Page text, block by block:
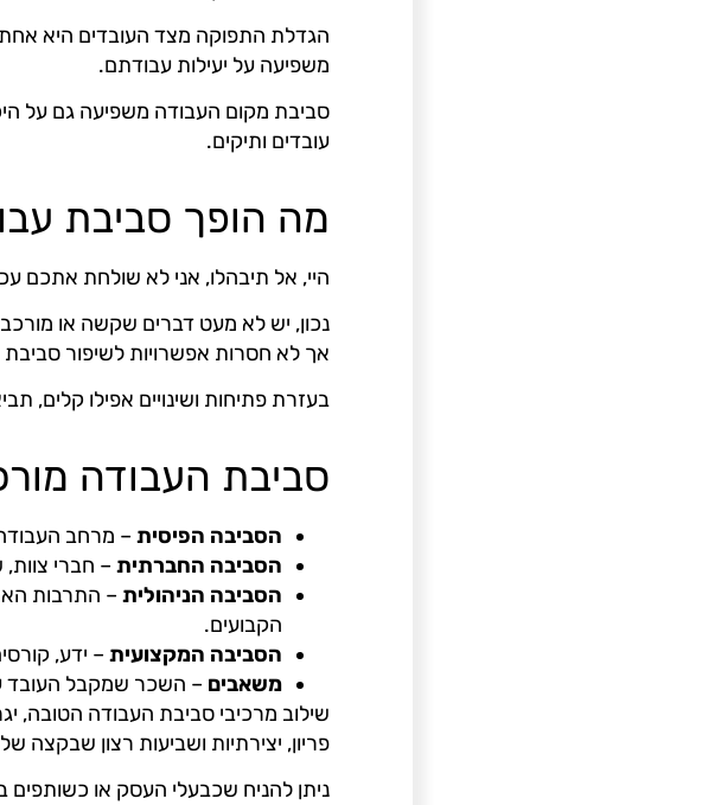
הגדלת התפוקה מצד העובדים היא
משפיעה על יעילות עבודתם.
סביבת מקום העבודה משפיעה גם על
עובדים ותיקים.
מה הופך סביבת
היי, אל תיבהלו, אני לא שולחת אתכם
נכון, יש לא מעט דברים שקשה או
אך לא חסרות אפשרויות לשיפור
בעזרת פתיחות ושינויים אפילו קלים,
סביבת העבודה
הסביבה הפיסית– מרחב
הסביבה החברתית– חברי צוות,
הסביבה הניהולית– התרבות
הקבועים.
הסביבה המקצועית– ידע,
משאבים – השכר שמקבל העובד
שילוב מרכיבי סביבת העבודה הטובה,
פריון, יצירתיות ושביעות רצון שבקצה
ניתן להניח שכבעלי העסק או כשותפים